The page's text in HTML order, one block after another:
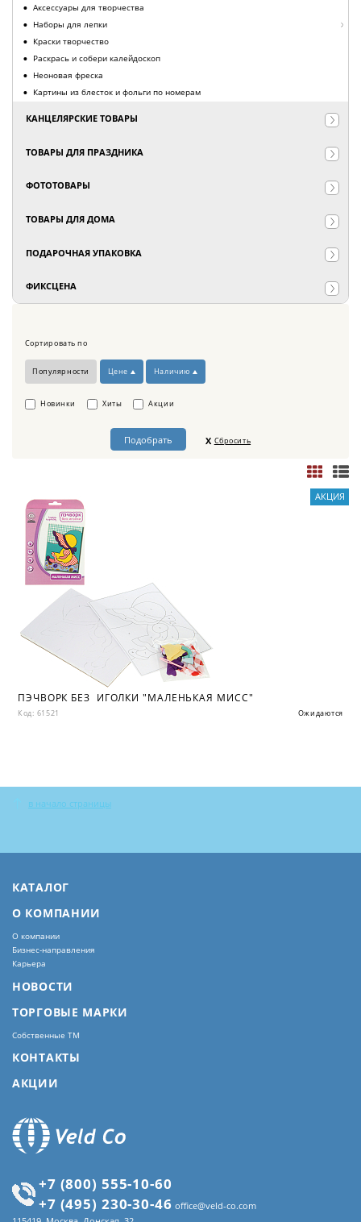
Аксессуары для творчества
Наборы для лепки
Краски творчество
Раскрась и собери калейдоскоп
Неоновая фреска
Картины из блесток и фольги по номерам
КАНЦЕЛЯРСКИЕ ТОВАРЫ
ТОВАРЫ ДЛЯ ПРАЗДНИКА
ФОТОТОВАРЫ
ТОВАРЫ ДЛЯ ДОМА
ПОДАРОЧНАЯ УПАКОВКА
ФИКСЦЕНА
Сортировать по
Популярности Цене Наличию
Сбросить
Новинки Хиты Акции
ПЭЧВОРК БЕЗ ИГОЛКИ "МАЛЕНЬКАЯ МИСС"
Код: 61521 Ожидаются
АКЦИЯ
в начало страницы
КАТАЛОГ
О КОМПАНИИ
О компании
Бизнес-направления
Карьера
НОВОСТИ
ТОРГОВЫЕ МАРКИ
Собственные ТМ
КОНТАКТЫ
АКЦИИ
+7 (800) 555-10-60
+7 (495) 230-30-46 office@veld-co.com